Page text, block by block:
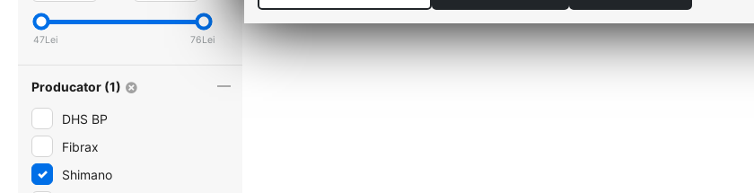
47Lei 76Lei
Producator (1)
DHS BP
Fibrax
Shimano